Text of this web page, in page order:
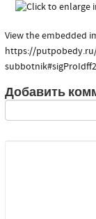
View the embedded
https://
Добавить